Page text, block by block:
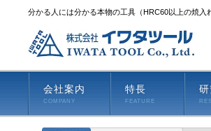
分かる人には分かる本物の工具（HRC60以上の焼
会社案内
COMPANY
特長
FEATURE
研